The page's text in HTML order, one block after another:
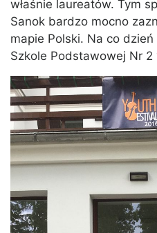
właśnie laureatów. Tym
Sanok bardzo mocno
mapie Polski. Na co
Szkole Podstawowej Nr 2